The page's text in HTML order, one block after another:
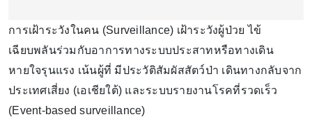
การเฝ้าระวังในคน (Surveillance) เฝ้าระวังผู้ป่วย ไข้
เฉียบพลันร่วมกับอาการทางระบบประสาทหรือทางเดิน
หายใจรุนแรง เน้นผู้ที่ มีประวัติสัมผัสสัตว์ป่า เดินทางกลับจาก
ประเทศเสี่ยง (เอเชียใต้) และระบบรายงานโรคที่รวดเร็ว
(Event-based surveillance)